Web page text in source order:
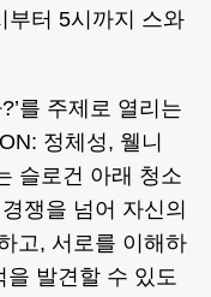
부터 5시까지 스와
를 주제로 열리는
정체성, 웰니
슬로건 아래 청소
쟁을 넘어 자신의
고, 서로를 이해하
을 발견할 수 있도